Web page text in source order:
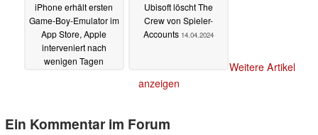
iPhone erhält ersten
Game-Boy-Emulator im
App Store, Apple
interveniert nach
wenigen Tagen
Ubisoft löscht The
Crew von Spieler-
Accounts 14.04.2024
Weitere Artikel
anzeigen
Ein Kommentar im Forum